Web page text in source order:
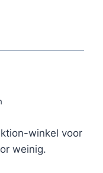
winkel voor
weinig.